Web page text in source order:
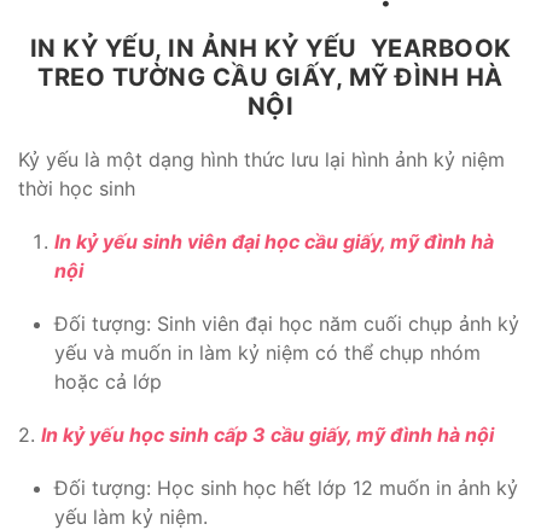
IN KỶ YẾU, IN ẢNH KỶ YẾU YEARBOOK
TREO TƯỜNG CẦU GIẤY, MỸ ĐÌNH HÀ
NỘI
Kỷ yếu là một dạng hình thức lưu lại hình ảnh kỷ niệm
thời học sinh
In kỷ yếu sinh viên đại học cầu giấy, mỹ đình hà
nội
Đối tượng: Sinh viên đại học năm cuối chụp ảnh kỷ
yếu và muốn in làm kỷ niệm có thể chụp nhóm
hoặc cả lớp
2. In kỷ yếu học sinh cấp 3 cầu giấy, mỹ đình hà nội
Đối tượng: Học sinh học hết lớp 12 muốn in ảnh kỷ
yếu làm kỷ niệm.